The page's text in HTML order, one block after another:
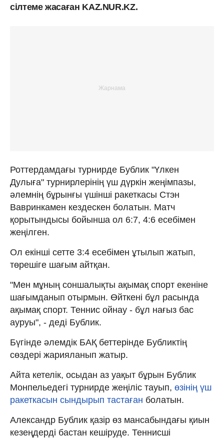
сілтеме жасаған KAZ.NUR.KZ.
Роттердамдағы турнирде Бублик "Үлкен
Дулыға" турнирлерінің үш дүркін жеңімпазы,
әлемнің бұрынғы үшінші ракеткасы Стэн
Вавринкамен кездескен болатын. Матч
қорытындысы бойынша ол 6:7, 4:6 есебімен
жеңілген.
Ол екінші сетте 3:4 есебімен ұтылып жатып,
төрешіге шағым айтқан.
"Мен мұның соншалықты ақымақ спорт екеніне
шағымданып отырмын. Өйткені бұл расында
ақымақ спорт. Теннис ойнау - бұл нағыз бас
ауруы", - деді Бублик.
Бүгінде әлемдік БАҚ беттерінде Бубликтің
сөздері жарияланып жатыр.
Айта кетелік, осыдан аз уақыт бұрын Бублик
Монпельедегі турнирде жеңіліс тауып, өзінің үш
ракеткасын сындырып тастаған болатын.
Александр Бублик қазір өз мансабындағы қиын
кезеңдерді бастан кешіруде. Теннисші